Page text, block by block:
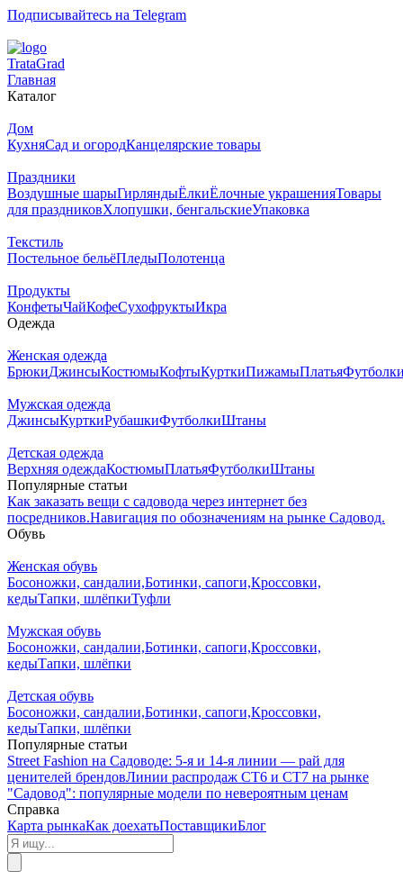
Подписывайтесь на Telegram
TrataGrad
Главная
Каталог
Дом
КухняСад и огородКанцелярские товары
Праздники
Воздушные шарыГирляндыЁлкиЁлочные украшенияТовары
для праздниковХлопушки, бенгальскиеУпаковка
Текстиль
Постельное бельёПледыПолотенца
Продукты
КонфетыЧайКофеСухофруктыИкра
Одежда
Женская одежда
БрюкиДжинсыКостюмыКофтыКурткиПижамыПлатья
Мужская одежда
ДжинсыКурткиРубашкиФутболкиШтаны
Детская одежда
Верхняя одеждаКостюмыПлатьяФутболкиШтаны
Популярные статьи
Как заказать вещи с садовода через интернет без
посредников.Навигация по обозначениям на рынке Садовод.
Обувь
Женская обувь
Босоножки, сандалии,Ботинки, сапоги,Кроссовки,
кедыТапки, шлёпкиТуфли
Мужская обувь
Босоножки, сандалии,Ботинки, сапоги,Кроссовки,
кедыТапки, шлёпки
Детская обувь
Босоножки, сандалии,Ботинки, сапоги,Кроссовки,
кедыТапки, шлёпки
Популярные статьи
Street Fashion на Садоводе: 5-я и 14-я линии — рай для
ценителей брендовЛинии распродаж СТ6 и СТ7 на рынке
"Садовод": популярные модели по невероятным ценам
Справка
Карта рынкаКак доехатьПоставщикиБлог